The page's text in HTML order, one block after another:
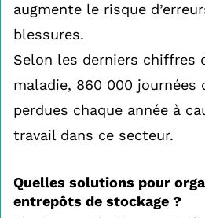
augmente le risque
blessures.
Selon les derniers chiffres
maladie, 860 000 journées
perdues chaque année à
travail dans ce secteur.
Quelles solutions pour
entrepôts de stockage ?